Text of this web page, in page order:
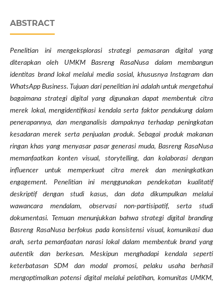
ABSTRACT
Penelitian ini mengeksplorasi strategi pemasaran digital yang
diterapkan oleh UMKM Basreng RasaNusa dalam membangun
identitas brand lokal melalui media sosial, khususnya Instagram dan
WhatsApp Business. Tujuan dari penelitian ini adalah untuk mengetahui
bagaimana strategi digital yang digunakan dapat membentuk citra
merek lokal, mengidentifikasi kendala serta faktor pendukung dalam
penerapannya, dan menganalisis dampaknya terhadap peningkatan
kesadaran merek serta penjualan produk. Sebagai produk makanan
ringan khas yang menyasar pasar generasi muda, Basreng RasaNusa
memanfaatkan konten visual, storytelling, dan kolaborasi dengan
influencer untuk memperkuat citra merek dan meningkatkan
engagement. Penelitian ini menggunakan pendekatan kualitatif
deskriptif dengan studi kasus, dan data dikumpulkan melalui
wawancara mendalam, observasi non-partisipatif, serta studi
dokumentasi. Temuan menunjukkan bahwa strategi digital branding
Basreng RasaNusa berfokus pada konsistensi visual, komunikasi dua
arah, serta pemanfaatan narasi lokal dalam membentuk brand yang
autentik dan berkesan. Meskipun menghadapi kendala seperti
keterbatasan SDM dan modal promosi, pelaku usaha berhasil
mengoptimalkan potensi digital melalui pelatihan, komunitas UMKM,